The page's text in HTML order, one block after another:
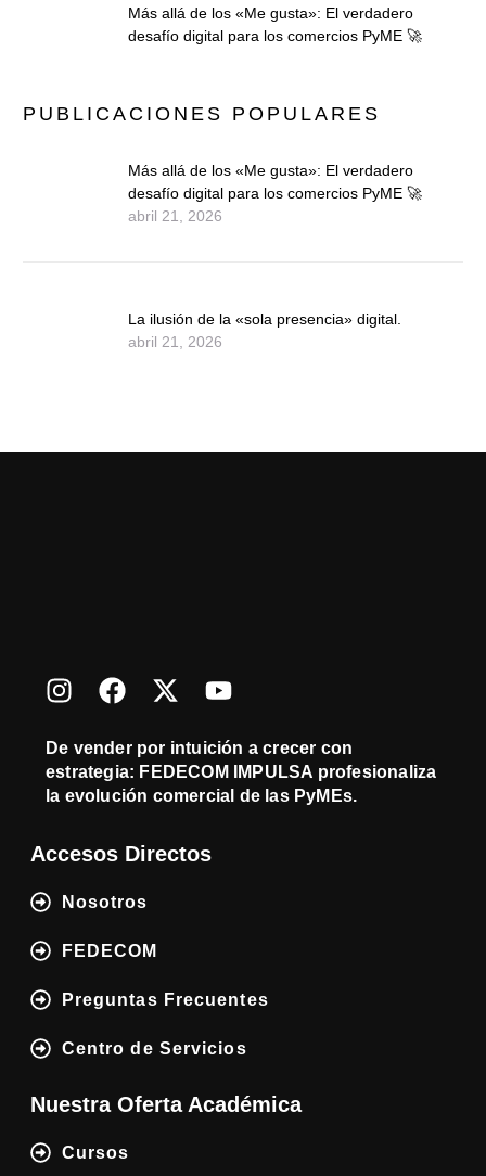
Más allá de los «Me gusta»: El verdadero
desafío digital para los comercios PyME 🚀
PUBLICACIONES POPULARES
Más allá de los «Me gusta»: El verdadero
desafío digital para los comercios PyME 🚀
abril 21, 2026
La ilusión de la «sola presencia» digital.
abril 21, 2026
De vender por intuición a crecer con
estrategia: FEDECOM IMPULSA profesionaliza
la evolución comercial de las PyMEs.
Accesos Directos
Nosotros
FEDECOM
Preguntas Frecuentes
Centro de Servicios
Nuestra Oferta Académica
Cursos